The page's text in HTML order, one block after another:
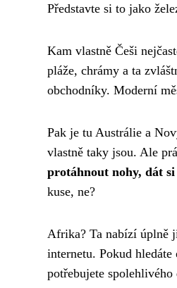
Představte si to jako
Kam vlastně Češi
pláže, chrámy a ta
obchodníky. Moderní
Pak je tu Austrálie a
vlastně taky jsou. Ale
protáhnout nohy, dát
kuse, ne?
Afrika? Ta nabízí úplně
internetu. Pokud
potřebujete spolehlivého